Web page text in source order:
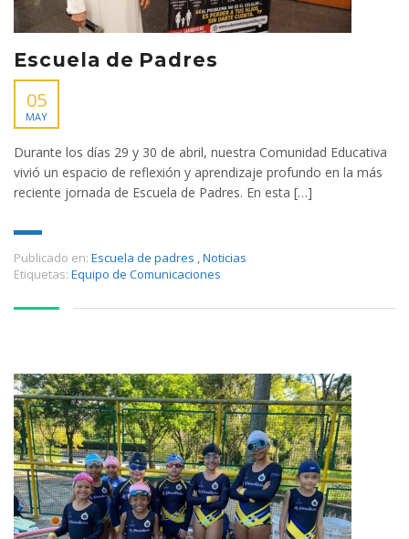
Escuela de Padres
05
MAY
Durante los días 29 y 30 de abril, nuestra Comunidad Educativa
vivió un espacio de reflexión y aprendizaje profundo en la más
reciente jornada de Escuela de Padres. En esta […]
Publicado en: Escuela de padres ,Noticias
Etiquetas: Equipo de Comunicaciones